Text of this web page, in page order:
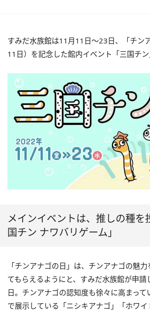
すみだ水族館は11月11日～23日、「チン
11日）を記念した館内イベント「三国チン
メインイベントは、推しの種を
国チン ナワバリゲーム」
「チンアナゴの日」は、チンアナゴの魅
てもらえるようにと、すみだ水族館が申
日。チンアナゴの認知度も徐々に高まっ
で展示している「ニシキアナゴ」「ホワ